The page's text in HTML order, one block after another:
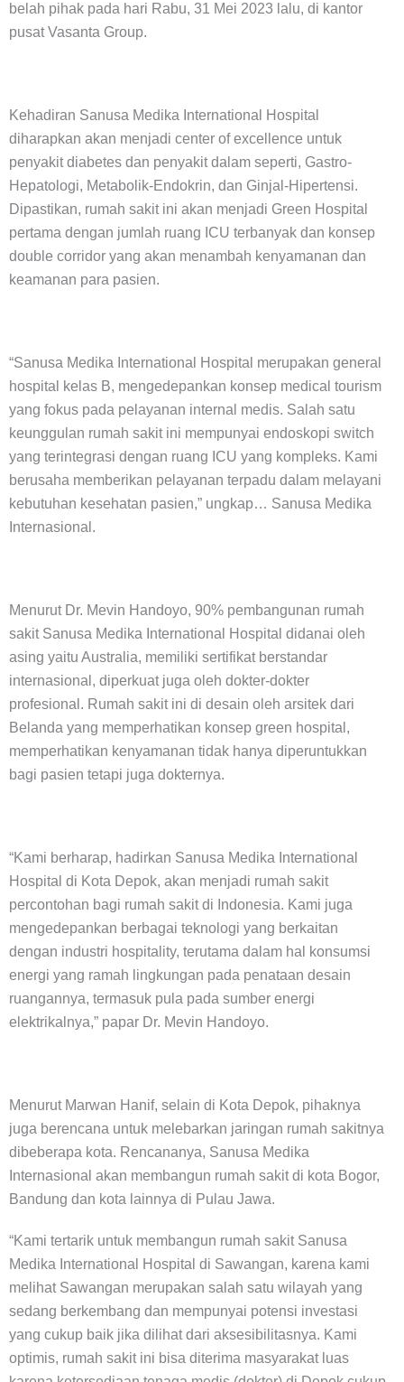
belah pihak pada hari Rabu, 31 Mei 2023 lalu, di kantor
pusat Vasanta Group.
Kehadiran Sanusa Medika International Hospital
diharapkan akan menjadi center of excellence untuk
penyakit diabetes dan penyakit dalam seperti, Gastro-
Hepatologi, Metabolik-Endokrin, dan Ginjal-Hipertensi.
Dipastikan, rumah sakit ini akan menjadi Green Hospital
pertama dengan jumlah ruang ICU terbanyak dan konsep
double corridor yang akan menambah kenyamanan dan
keamanan para pasien.
“Sanusa Medika International Hospital merupakan general
hospital kelas B, mengedepankan konsep medical tourism
yang fokus pada pelayanan internal medis. Salah satu
keunggulan rumah sakit ini mempunyai endoskopi switch
yang terintegrasi dengan ruang ICU yang kompleks. Kami
berusaha memberikan pelayanan terpadu dalam melayani
kebutuhan kesehatan pasien,” ungkap… Sanusa Medika
Internasional.
Menurut Dr. Mevin Handoyo, 90% pembangunan rumah
sakit Sanusa Medika International Hospital didanai oleh
asing yaitu Australia, memiliki sertifikat berstandar
internasional, diperkuat juga oleh dokter-dokter
profesional. Rumah sakit ini di desain oleh arsitek dari
Belanda yang memperhatikan konsep green hospital,
memperhatikan kenyamanan tidak hanya diperuntukkan
bagi pasien tetapi juga dokternya.
“Kami berharap, hadirkan Sanusa Medika International
Hospital di Kota Depok, akan menjadi rumah sakit
percontohan bagi rumah sakit di Indonesia. Kami juga
mengedepankan berbagai teknologi yang berkaitan
dengan industri hospitality, terutama dalam hal konsumsi
energi yang ramah lingkungan pada penataan desain
ruangannya, termasuk pula pada sumber energi
elektrikalnya,” papar Dr. Mevin Handoyo.
Menurut Marwan Hanif, selain di Kota Depok, pihaknya
juga berencana untuk melebarkan jaringan rumah sakitnya
dibeberapa kota. Rencananya, Sanusa Medika
Internasional akan membangun rumah sakit di kota Bogor,
Bandung dan kota lainnya di Pulau Jawa.
“Kami tertarik untuk membangun rumah sakit Sanusa
Medika International Hospital di Sawangan, karena kami
melihat Sawangan merupakan salah satu wilayah yang
sedang berkembang dan mempunyai potensi investasi
yang cukup baik jika dilihat dari aksesibilitasnya. Kami
optimis, rumah sakit ini bisa diterima masyarakat luas